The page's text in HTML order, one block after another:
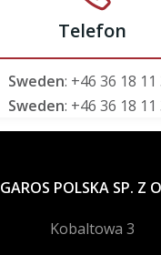
Telefon
Sweden: +46 36 18 11
Sweden: +46 36 18 11
GAROS POLSKA SP. Z
Kobaltowa 3